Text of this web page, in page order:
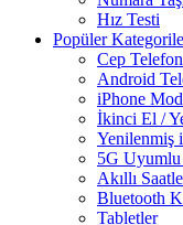
Hız Testi
Popüler
Cep
Android
iPhone
İkinci El /
Yenilenmiş
5G
Akıllı
Bluetooth
Tabletler